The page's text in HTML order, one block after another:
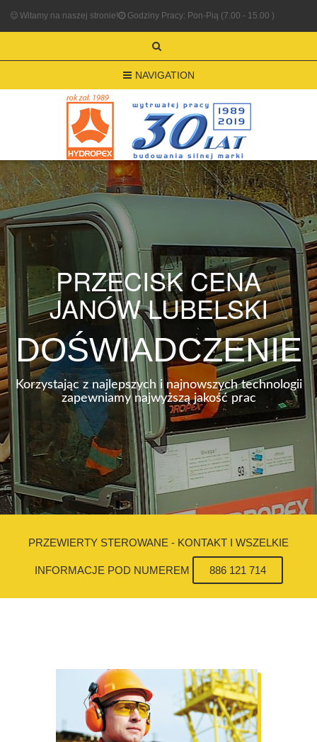
Witamy na naszej stronie! Godziny Pracy: Pon-Pią (7.00 - 15.00 )
NAVIGATION
PRZECISK CENA
JANÓW LUBELSKI
DOŚWIADCZENIE
Korzystając z najlepszych i najnowszych technologii
zapewniamy najwyższą jakość prac
PRZEWIERTY STEROWANE - KONTAKT I WSZELKIE
INFORMACJE POD NUMEREM 886 121 714